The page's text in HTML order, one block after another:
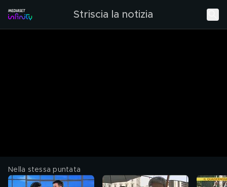
Striscia la notizia
Nella stessa puntata